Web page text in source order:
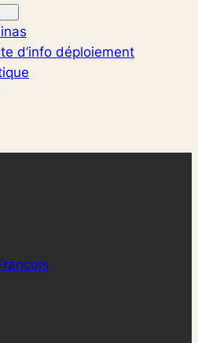
d’info déploiement